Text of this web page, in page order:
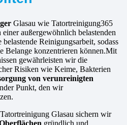
Glasau wie Tatortreinigung365
außergewöhnlich belastenden
Reinigungsarbeit, sodass
Belange konzentrieren können.Mit
gewährleisten wir die
Risiken wie Keime, Bakterien
von verunreinigten
Punkt, den wir
Glasau sichern wir
gründlich und